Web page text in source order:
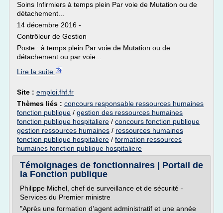
Soins Infirmiers à temps plein Par voie de Mutation ou de
détachement...
14 décembre 2016 -
Contrôleur de Gestion
Poste : à temps plein Par voie de Mutation ou de
détachement ou par voie...
Lire la suite
Site : emploi.fhf.fr
Thèmes liés : concours responsable ressources humaines
fonction publique / gestion des ressources humaines
fonction publique hospitaliere / concours fonction publique
gestion ressources humaines / ressources humaines
fonction publique hospitaliere / formation ressources
humaines fonction publique hospitaliere
Témoignages de fonctionnaires | Portail de
la Fonction publique
Philippe Michel, chef de surveillance et de sécurité -
Services du Premier ministre
"Après une formation d'agent administratif et une année